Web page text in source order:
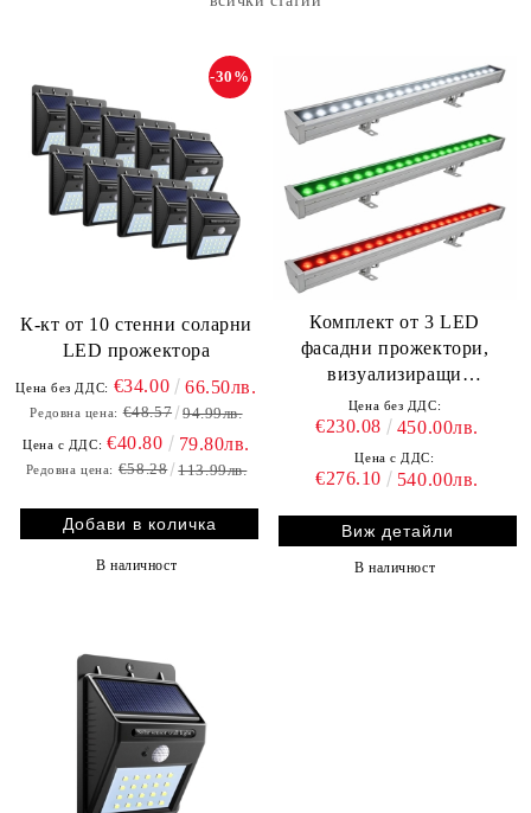
К-кт от 10 стенни соларни
LED прожектора
-30%
Цена без ДДС: €34.00 66.50лв.
Редовна цена: €48.57 94.99лв.
Цена с ДДС: €40.80 79.80лв.
Редовна цена: €58.28 113.99лв.
В наличност
Комплект от 3 LED
фасадни прожектори,
визуализиращи
българското знаме
Цена без ДДС:
€230.08 450.00лв.
Цена с ДДС:
€276.10 540.00лв.
Виж детайли
В наличност